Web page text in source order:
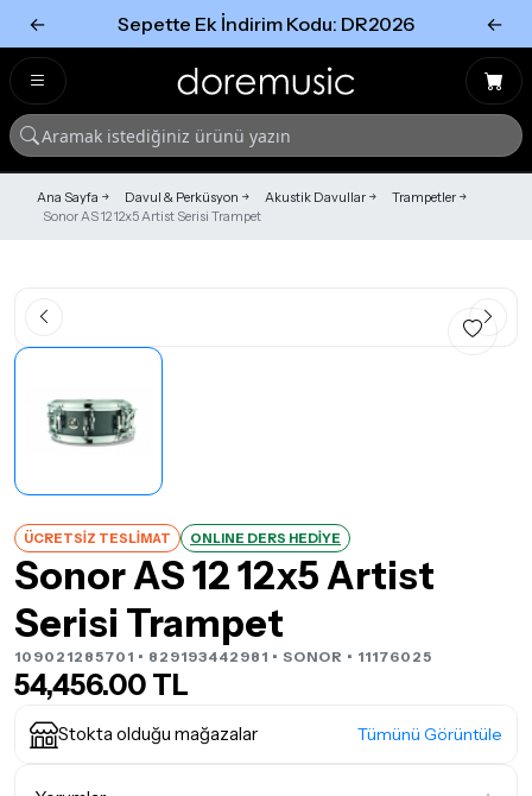
← Sepette Ek İndirim Kodu: DR2026 ←
Ana Sayfa Davul & Perküsyon Akustik Davullar
Trampetler
Sonor AS 12 12x5 Artist Serisi Trampet
ÜCRETSİZ TESLİMAT ONLINE DERS HEDİYE
Sonor AS 12 12x5 Artist
Serisi Trampet
109021285701 • 829193442981 • SONOR • 11176025
54,456.00 TL
Stokta olduğu mağazalar Tümünü Görüntüle
Tümünü Gör
Tümünü gör